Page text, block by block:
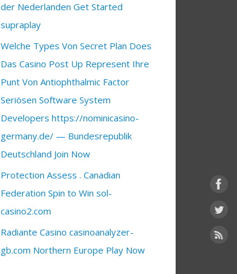
der Nederlanden Get Started
supraplay
Welche Types Von Secret Plan Does
Das Casino Post Up Represent Ihre
Punt Von Antiophthalmic Factor
Seriösen Software System
Developers https://nominicasino-
germany.de/ — Bundesrepublik
Deutschland Join Now
Protection Assess . Canadian
Federation Spin to Win sol-
casino2.com
Radiante Casino casinoanalyzer-
gb.com Northern Europe Play Now